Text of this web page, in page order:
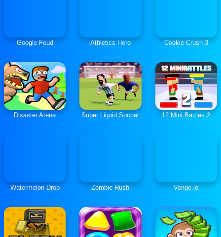
Google Feud Athletics Hero Cookie Crush 3
Disaster Arena Super Liquid Soccer 12 Mini Battles 2
Watermelon Drop Zombie Rush Venge.io